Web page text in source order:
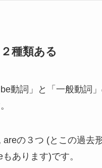
種類ある
動詞」と「一般動詞
areの３つ (とこの過去
あります)です。